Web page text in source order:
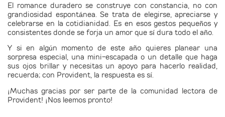
El romance duradero se construye con constancia, no con
grandiosidad espontánea. Se trata de elegirse, apreciarse y
celebrarse en la cotidianidad. Es en esos gestos pequeños y
consistentes donde se forja un amor que sí dura todo el año.
Y si en algún momento de este año quieres planear una
sorpresa especial, una mini-escapada o un detalle que haga
sus ojos brillar y necesitas un apoyo para hacerlo realidad,
recuerda; con Provident, la respuesta es sí.
¡Muchas gracias por ser parte de la comunidad lectora de
Provident! ¡Nos leemos pronto!